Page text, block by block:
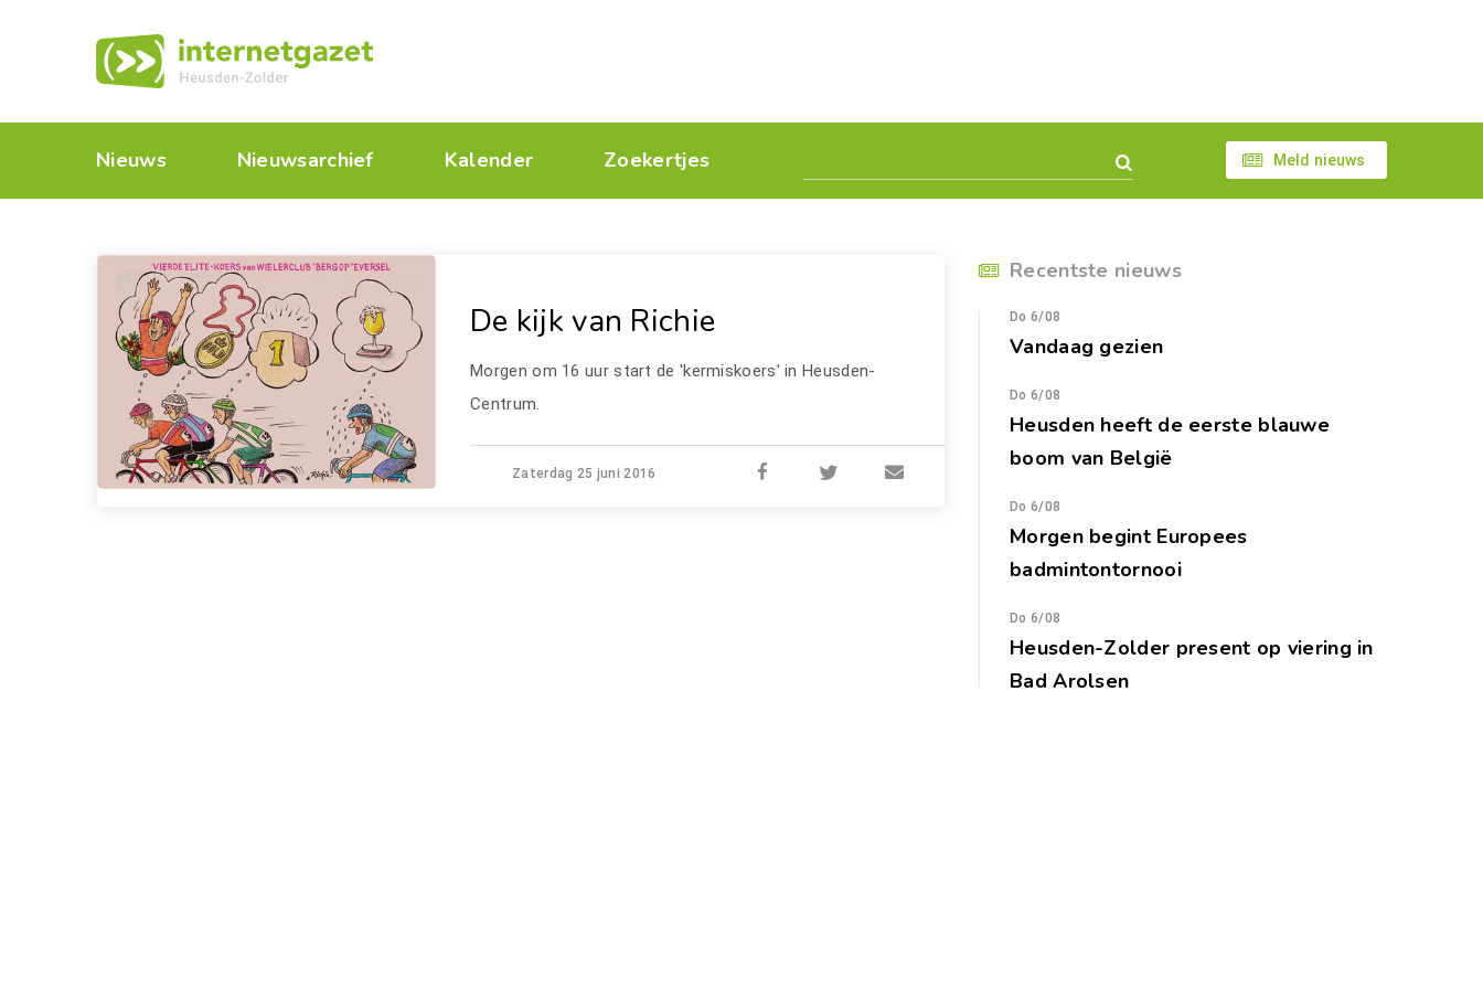
Nieuws Nieuwsarchief Kalender Zoekertjes Meld nieuws
De kijk van Richie
Morgen om 16 uur start de 'kermiskoers' in Heusden-
Centrum.
Zaterdag 25 juni 2016
Recentste nieuws
Do 6/08
Vandaag gezien
Do 6/08
Heusden heeft de eerste blauwe
boom van België
Do 6/08
Morgen begint Europees
badmintontornooi
Do 6/08
Heusden-Zolder present op viering in
Bad Arolsen